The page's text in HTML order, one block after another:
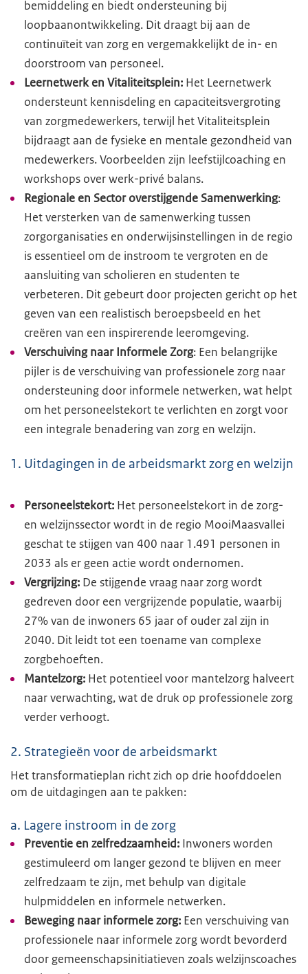
bemiddeling en biedt ondersteuning bij
loopbaanontwikkeling. Dit draagt bij aan de
continuïteit van zorg en vergemakkelijkt de in- en
doorstroom van personeel.
Leernetwerk en Vitaliteitsplein: Het Leernetwerk
ondersteunt kennisdeling en capaciteitsvergroting
van zorgmedewerkers, terwijl het Vitaliteitsplein
bijdraagt aan de fysieke en mentale gezondheid van
medewerkers. Voorbeelden zijn leefstijlcoaching en
workshops over werk-privé balans.
Regionale en Sector overstijgende Samenwerking:
Het versterken van de samenwerking tussen
zorgorganisaties en onderwijsinstellingen in de regio
is essentieel om de instroom te vergroten en de
aansluiting van scholieren en studenten te
verbeteren. Dit gebeurt door projecten gericht op het
geven van een realistisch beroepsbeeld en het
creëren van een inspirerende leeromgeving.
Verschuiving naar Informele Zorg: Een belangrijke
pijler is de verschuiving van professionele zorg naar
ondersteuning door informele netwerken, wat helpt
om het personeelstekort te verlichten en zorgt voor
een integrale benadering van zorg en welzijn.
1. Uitdagingen in de arbeidsmarkt zorg en welzijn
Personeelstekort: Het personeelstekort in de zorg-
en welzijnssector wordt in de regio MooiMaasvallei
geschat te stijgen van 400 naar 1.491 personen in
2033 als er geen actie wordt ondernomen.
Vergrijzing: De stijgende vraag naar zorg wordt
gedreven door een vergrijzende populatie, waarbij
27% van de inwoners 65 jaar of ouder zal zijn in
2040. Dit leidt tot een toename van complexe
zorgbehoeften.
Mantelzorg: Het potentieel voor mantelzorg halveert
naar verwachting, wat de druk op professionele zorg
verder verhoogt.
2. Strategieën voor de arbeidsmarkt
Het transformatieplan richt zich op drie hoofddoelen
om de uitdagingen aan te pakken:
a. Lagere instroom in de zorg
Preventie en zelfredzaamheid: Inwoners worden
gestimuleerd om langer gezond te blijven en meer
zelfredzaam te zijn, met behulp van digitale
hulpmiddelen en informele netwerken.
Beweging naar informele zorg: Een verschuiving van
professionele naar informele zorg wordt bevorderd
door gemeenschapsinitiatieven zoals welzijnscoaches